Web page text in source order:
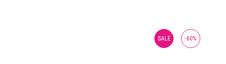
-60%
SALE